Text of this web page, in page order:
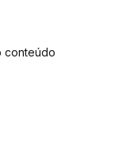
conteúdo